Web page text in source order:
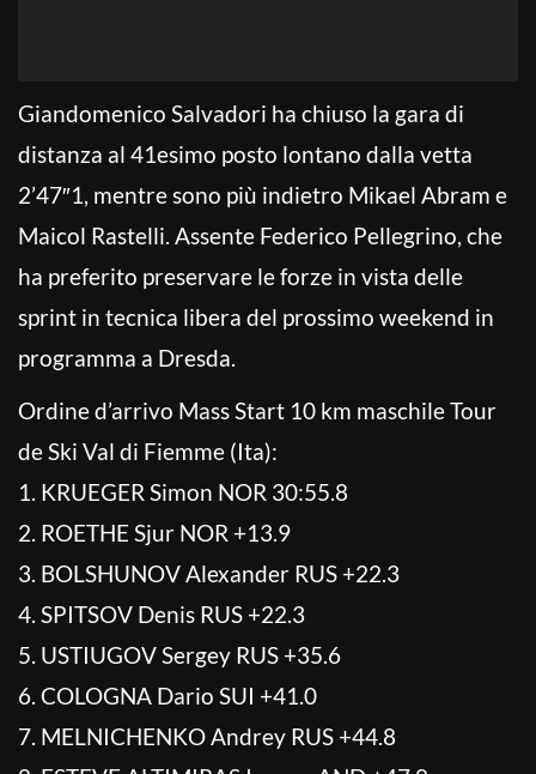
Giandomenico Salvadori ha chiuso la gara di
distanza al 41esimo posto lontano dalla vetta
2’47″1, mentre sono più indietro Mikael Abram e
Maicol Rastelli. Assente Federico Pellegrino, che
ha preferito preservare le forze in vista delle
sprint in tecnica libera del prossimo weekend in
programma a Dresda.
Ordine d’arrivo Mass Start 10 km maschile Tour
de Ski Val di Fiemme (Ita):
1. KRUEGER Simon NOR 30:55.8
2. ROETHE Sjur NOR +13.9
3. BOLSHUNOV Alexander RUS +22.3
4. SPITSOV Denis RUS +22.3
5. USTIUGOV Sergey RUS +35.6
6. COLOGNA Dario SUI +41.0
7. MELNICHENKO Andrey RUS +44.8